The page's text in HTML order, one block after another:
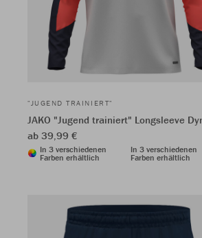
"JUGEND TRAINIERT"
JAKO "Jugend trainiert" Longsleeve
ab 39,99 €
In 3 verschiedenen
Farben erhältlich
In 3 verschiedenen
Farben erhältlich